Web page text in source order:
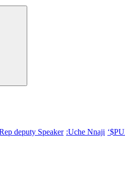
deputy Speaker :Uche Nnaji